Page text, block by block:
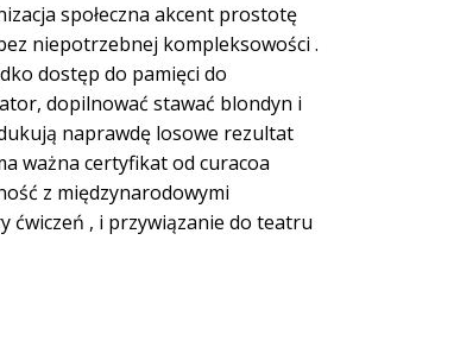
społeczna akcent prostotę
niepotrzebnej kompleksowości .
dostęp do pamięci do
dopilnować stawać blondyn i
naprawdę losowe rezultat
ważna certyfikat od curacoa
z międzynarodowymi
ćwiczeń , i przywiązanie do teatru